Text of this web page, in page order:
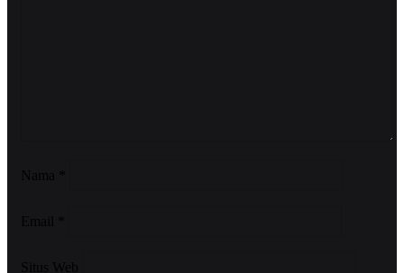
Nama
Email
Situs Web